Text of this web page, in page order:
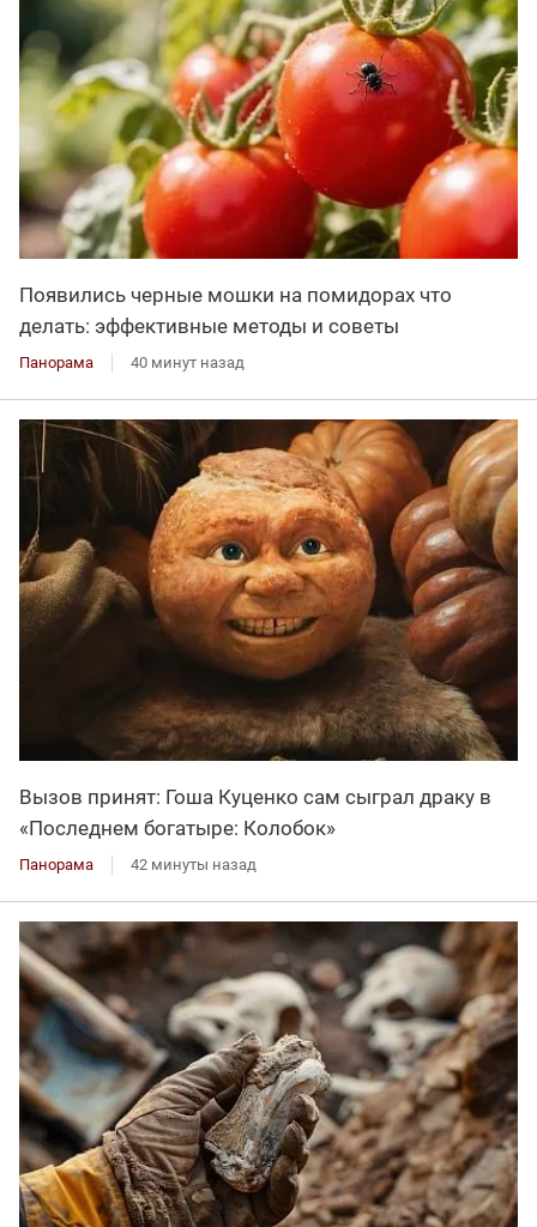
Появились черные мошки на помидорах что
делать: эффективные методы и советы
Панорама 40 минут назад
Вызов принят: Гоша Куценко сам сыграл драку в
«Последнем богатыре: Колобок»
Панорама 42 минуты назад